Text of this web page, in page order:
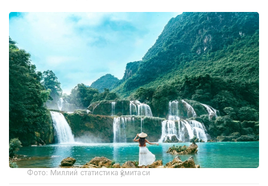
Фото: Миллий статистика қўмитаси